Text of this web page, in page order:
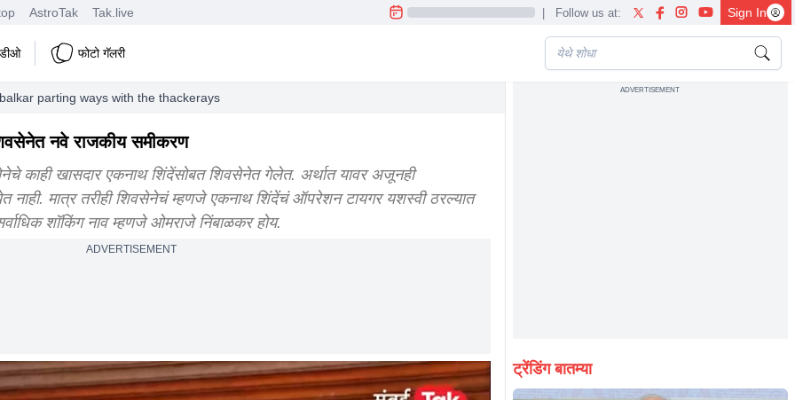
AstroTak Tak.live | Follow us at: Sign In
फोटो गॅलरी
parting ways with the thackerays
नवे राजकीय समीकरण
काही खासदार एकनाथ शिंदेंसोबत शिवसेनेत गेलेत. अर्थात यावर अजूनही
नाही. मात्र तरीही शिवसेनेचं म्हणजे एकनाथ शिंदेंचं ऑपरेशन टायगर यशस्वी ठरल्यात
शॉकिंग नाव म्हणजे ओमराजे निंबाळकर होय.
ADVERTISEMENT
ADVERTISEMENT
ट्रेंडिंग बातम्या